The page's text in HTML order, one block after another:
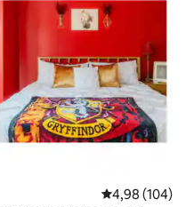
Calificación
4,98 (104)